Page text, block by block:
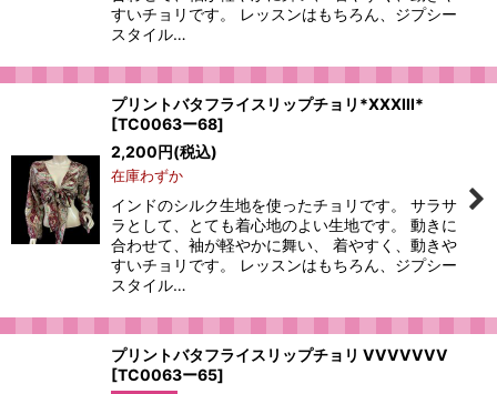
すいチョリです。 レッスンはもちろん、ジプシー
スタイル…
プリントバタフライスリップチョリ*XXXIII*
[TC0063ー68]
2,200円(税込)
在庫わずか
インドのシルク生地を使ったチョリです。 サラサ
ラとして、とても着心地のよい生地です。 動きに
合わせて、袖が軽やかに舞い、 着やすく、動きや
すいチョリです。 レッスンはもちろん、ジプシー
スタイル…
プリントバタフライスリップチョリ VVVVVVV
[TC0063ー65]